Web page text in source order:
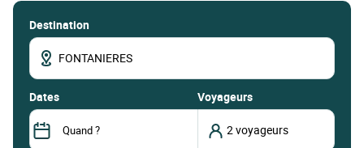
Destination
dates Voyageurs